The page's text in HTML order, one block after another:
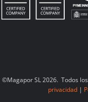
©Magapor SL 2026. Todos
privacidad |